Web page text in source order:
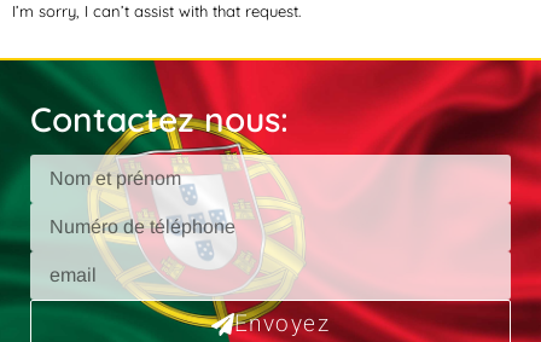
I’m sorry, I can’t assist with that request.
Contactez nous:
Envoyez